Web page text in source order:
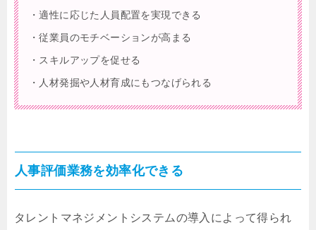
・適性に応じた人員配置を実現できる
・従業員のモチベーションが高まる
・スキルアップを促せる
・人材発掘や人材育成にもつなげられる
人事評価業務を効率化できる
タレントマネジメントシステムの導入によって得られ